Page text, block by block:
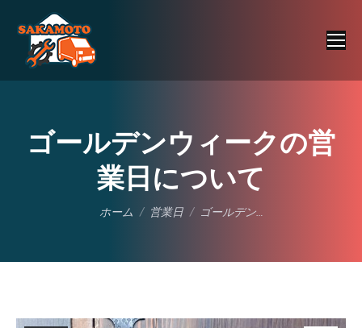
ゴールデンウィークの営
業日について
現在地:
ホーム 営業日 ゴールデン…